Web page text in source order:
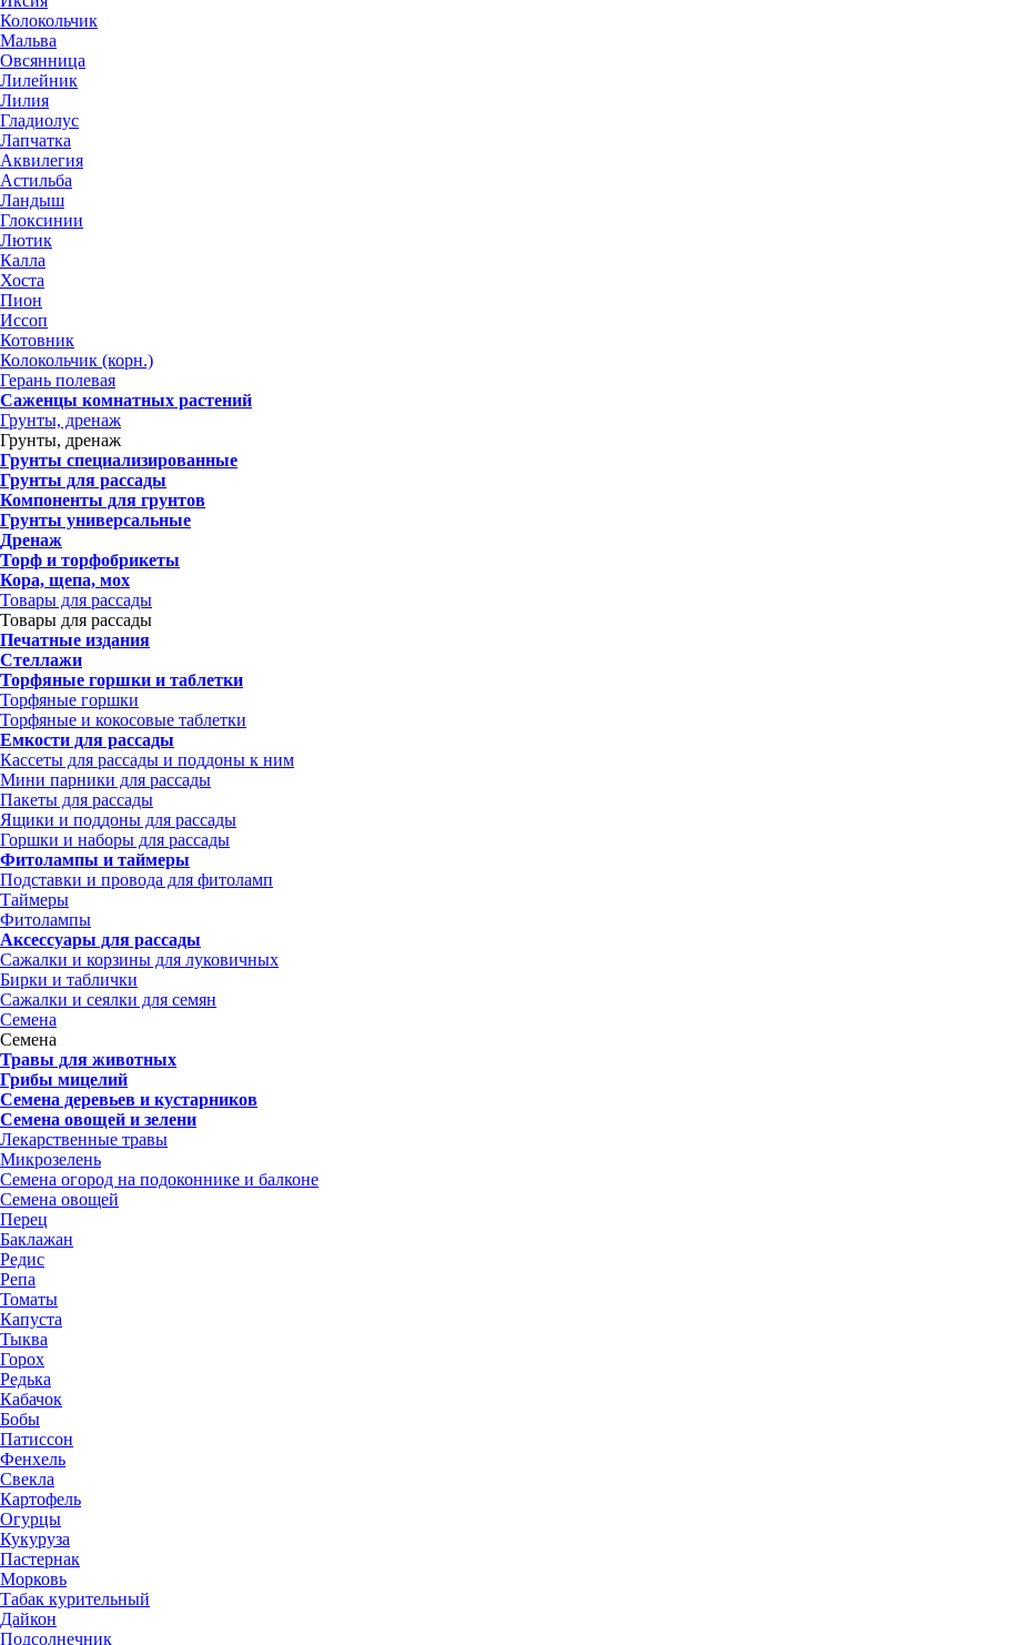
Колокольчик
Мальва
Овсянница
Лилейник
Лилия
Гладиолус
Лапчатка
Аквилегия
Астильба
Ландыш
Глоксинии
Лютик
Калла
Хоста
Пион
Иссоп
Котовник
Колокольчик (корн.)
Герань полевая
Саженцы комнатных растений
Грунты, дренаж
Грунты, дренаж
Грунты специализированные
Грунты для рассады
Компоненты для грунтов
Грунты универсальные
Дренаж
Торф и торфобрикеты
Кора, щепа, мох
Товары для рассады
Товары для рассады
Печатные издания
Стеллажи
Торфяные горшки и таблетки
Торфяные горшки
Торфяные и кокосовые таблетки
Емкости для рассады
Кассеты для рассады и поддоны к ним
Мини парники для рассады
Пакеты для рассады
Ящики и поддоны для рассады
Горшки и наборы для рассады
Фитолампы и таймеры
Подставки и провода для фитоламп
Таймеры
Фитолампы
Аксессуары для рассады
Сажалки и корзины для луковичных
Бирки и таблички
Сажалки и сеялки для семян
Семена
Семена
Травы для животных
Грибы мицелий
Семена деревьев и кустарников
Семена овощей и зелени
Лекарственные травы
Микрозелень
Семена огород на подоконнике и балконе
Семена овощей
Перец
Баклажан
Редис
Репа
Томаты
Капуста
Тыква
Горох
Редька
Кабачок
Бобы
Патиссон
Фенхель
Свекла
Картофель
Огурцы
Кукуруза
Пастернак
Морковь
Табак курительный
Дайкон
Подсолнечник